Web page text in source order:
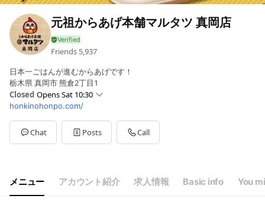
元祖からあげ本舗マルタツ 真岡店
Friends 5,937
日本一ごはんが進むからあげです！
栃木県 真岡市 熊倉2丁目1
Closed Opens Sat 10:30
Sun10:30 - 21:00
Mon10:30 - 21:00
Tue10:30 - 21:00
Wed10:30 - 21:00
honkinohonpo.com/
Chat Posts Call
メニュー アカウント紹介 求人情報 Basic info You